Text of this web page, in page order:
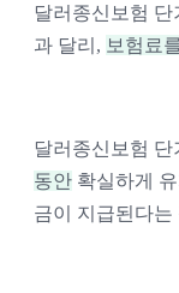
달러종신보험 단
과 달리, 보험료
달러종신보험 단
동안 확실하게
금이 지급된다는